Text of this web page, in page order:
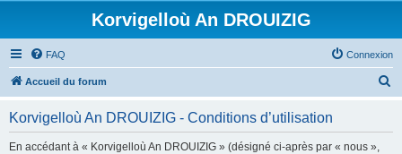
Korvigelloù An DROUIZIG
FAQ Connexion
Accueil du forum
Korvigelloù An DROUIZIG - Conditions d’utilisation
En accédant à « Korvigelloù An DROUIZIG » (désigné ci-après par « nous »,